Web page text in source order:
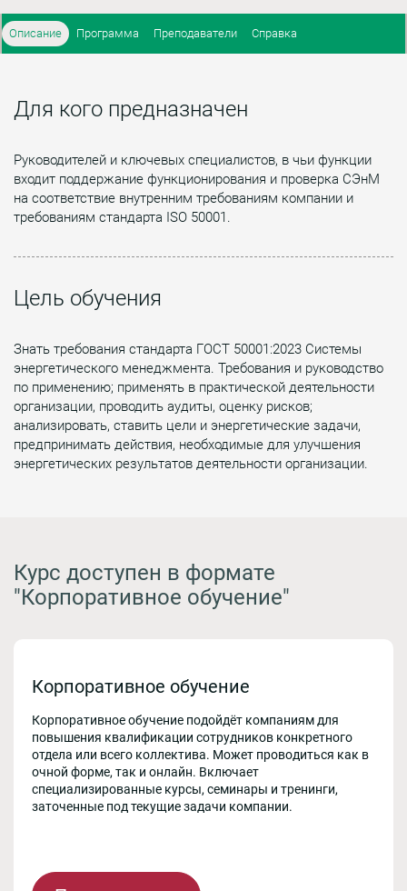
Описание Программа Преподаватели Справка
Для кого предназначен
Руководителей и ключевых специалистов, в чьи функции
входит поддержание функционирования и проверка СЭнМ
на соответствие внутренним требованиям компании и
требованиям стандарта ISO 50001.
Цель обучения
Знать требования стандарта ГОСТ 50001:2023 Системы
энергетического менеджмента. Требования и руководство
по применению; применять в практической деятельности
организации, проводить аудиты, оценку рисков;
анализировать, ставить цели и энергетические задачи,
предпринимать действия, необходимые для улучшения
энергетических результатов деятельности организации.
Курс доступен в формате
"Корпоративное обучение"
Корпоративное обучение
Корпоративное обучение подойдёт компаниям для
повышения квалификации сотрудников конкретного
отдела или всего коллектива. Может проводиться как в
очной форме, так и онлайн. Включает
специализированные курсы, семинары и тренинги,
заточенные под текущие задачи компании.